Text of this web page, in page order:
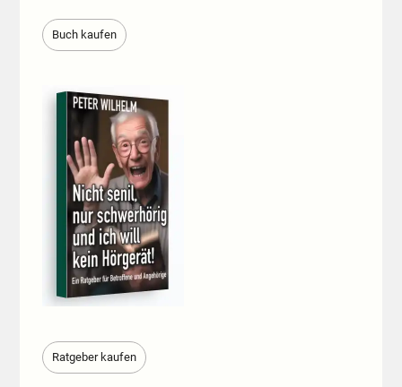
Buch kaufen
Ratgeber kaufen